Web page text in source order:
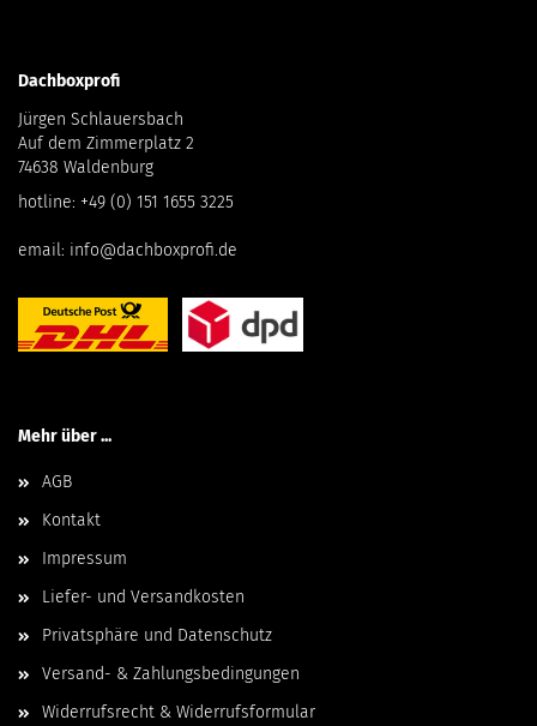
Dachboxprofi
Jürgen Schlauersbach
Auf dem Zimmerplatz 2
74638 Waldenburg
hotline: +49 (0) 151 1655 3225
email: info@dachboxprofi.de
Mehr über ...
AGB
Kontakt
Impressum
Liefer- und Versandkosten
Privatsphäre und Datenschutz
Versand- & Zahlungsbedingungen
Widerrufsrecht & Widerrufsformular